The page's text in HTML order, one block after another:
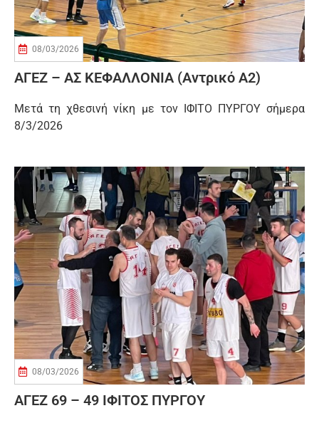
08/03/2026
ΑΓΕΖ – ΑΣ ΚΕΦΑΛΛΟΝΙΑ (αντρικό Α2)
Μετά τη χθεσινή νίκη με τον ΙΦΙΤΟ ΠΥΡΓΟΥ σήμερα
8/3/2026
08/03/2026
ΑΓΕΖ 69 – 49 ΙΦΙΤΟΣ ΠΥΡΓΟΥ